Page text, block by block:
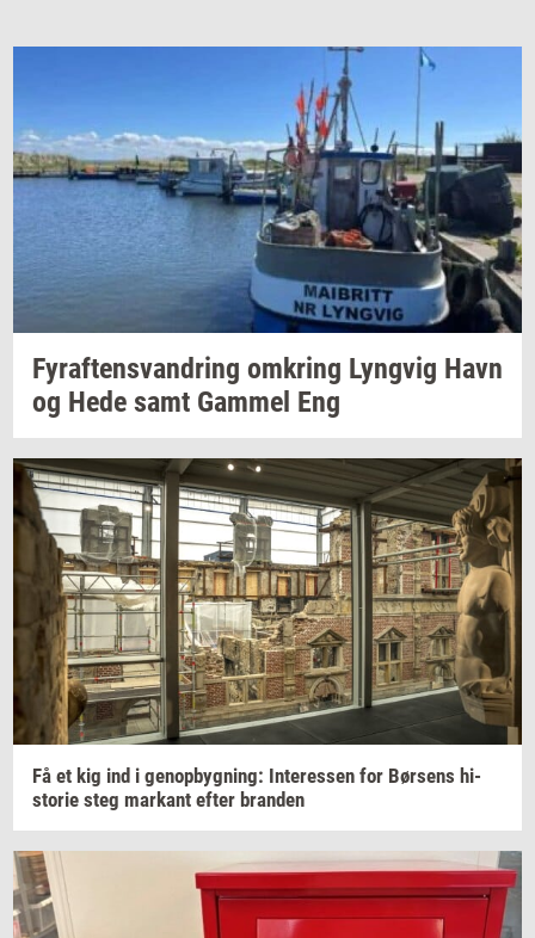
Fyraf­tensvan­dring om­kring Lyng­vig Havn
og Hede samt Gam­mel Eng
Få et kig ind i genop­byg­ning: In­ter­es­sen for Bør­sens hi­
sto­rie steg mar­kant efter bran­den